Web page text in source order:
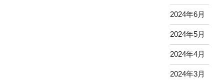
2024年6月
2024年5月
2024年4月
2024年3月